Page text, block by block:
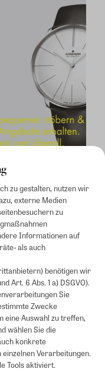
zu gestalten, nutzen wir
externe Medien
zu
Informationen auf
als auch
benötigen wir
Art. 6 Abs. 1 a) DSGVO).
Sie
Zwecke
eine Auswahl zu treffen,
wählen Sie die
konkrete
Verarbeitungen.
Tools aktiviert.
auf Produkte, die der
e-Books. Keine
Gutscheinen/Rabatten
ausgeschlossen.
finden Sie hier.
Versandkosten
Pinterest